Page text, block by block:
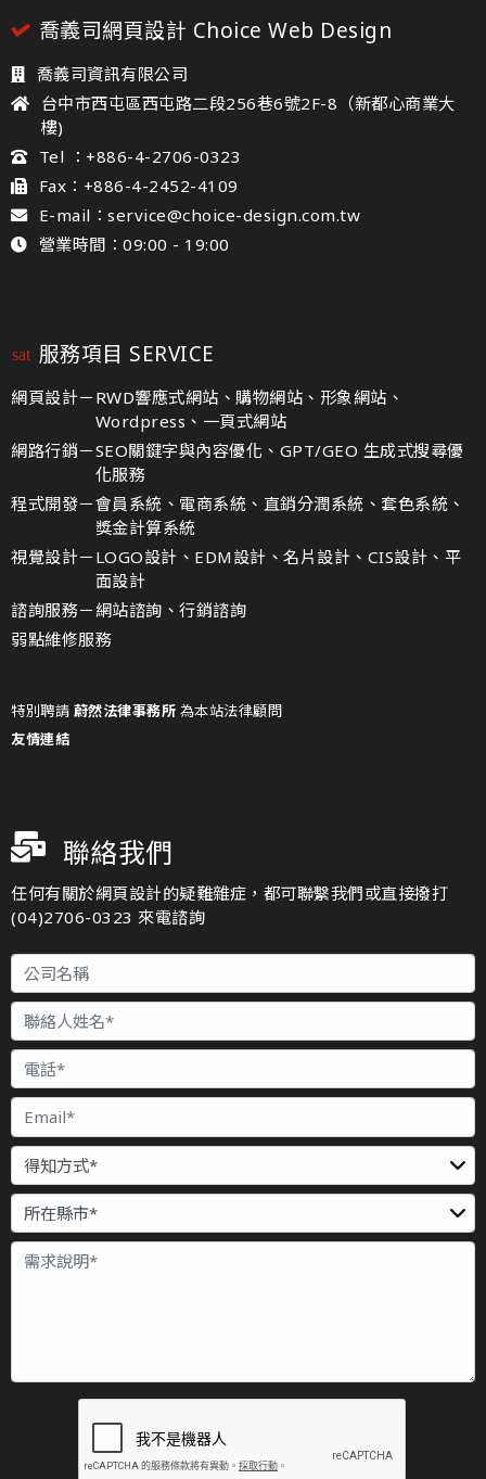
喬義司網頁設計 Choice Web Design
喬義司資訊有限公司
台中市西屯區西屯路二段256巷6號2F-8（新都心商業大
樓)
Tel ：+886-4-2706-0323
Fax：+886-4-2452-4109
E-mail：service@choice-design.com.tw
營業時間：09:00 - 19:00
服務項目 SERVICE
網頁設計－ RWD響應式網站、購物網站、形象網站、
Wordpress、一頁式網站
網路行銷－SEO關鍵字與內容優化、GPT/GEO 生成式搜尋優
化服務
程式開發－會員系統、電商系統、直銷分潤系統、套色系統、
獎金計算系統
視覺設計－ LOGO設計、EDM設計、名片設計、CIS設計、平
面設計
諮詢服務－網站諮詢、行銷諮詢
弱點維修服務
特別聘請 蔚然法律事務所 為本站法律顧問
友情連結
聯絡我們
任何有關於網頁設計的疑難雜症，都可聯繫我們或直接撥打
(04)2706-0323 來電諮詢